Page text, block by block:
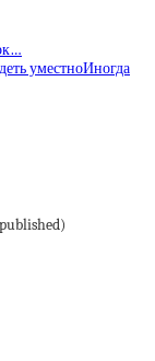
уместноИногда